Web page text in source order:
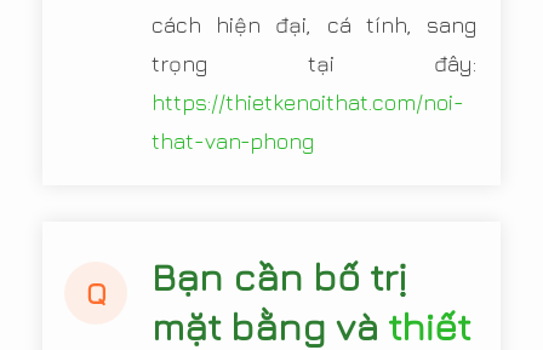
cách hiện đại, cá tính, sang
trọng tại đây:
https://thietkenoithat.com/noi-
that-van-phong
Q
Bạn cần bố trị
mặt bằng và thiết